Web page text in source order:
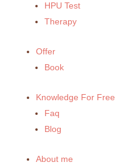
HPU Test
Therapy
Offer
Book
Knowledge For Free
Faq
Blog
About me